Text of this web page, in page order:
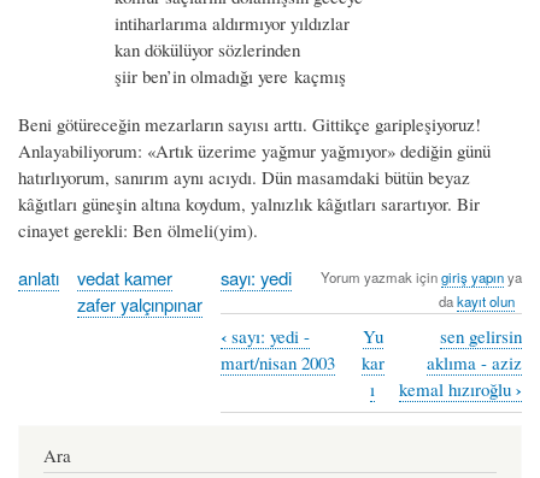
intiharlarıma aldırmıyor yıldızlar
kan dökülüyor sözlerinden
şiir ben’in olmadığı yere kaçmış
Beni götüreceğin mezarların sayısı arttı. Gittikçe garipleşiyoruz!
Anlayabiliyorum: «Artık üzerime yağmur yağmıyor» dediğin günü
hatırlıyorum, sanırım aynı acıydı. Dün masamdaki bütün beyaz
kâğıtları güneşin altına koydum, yalnızlık kâğıtları sarartıyor. Bir
cinayet gerekli: Ben ölmeli(yim).
anlatı
vedat kamer
zafer yalçınpınar
sayı: yedi Yorum yazmak içingiriş yapınya
dakayıt olun
for
‹sayı: yedi -
mart/nisan 2003
Yu
kar
ı
sen gelirsin
aklıma - aziz
kemal hızıroğlu ›
Ara